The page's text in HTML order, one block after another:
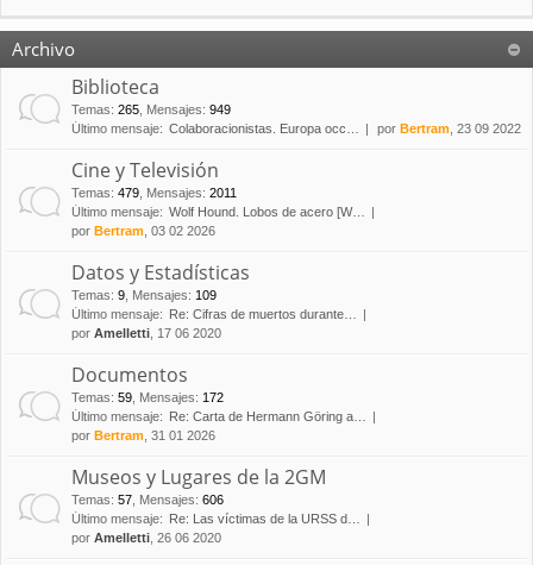
Archivo
Biblioteca
Temas: 265 Mensajes: 949
Último mensaje: Colaboracionistas. Europa occ… por Bertram , 23 09 2022
Cine y Televisión
Temas: 479 Mensajes: 2011
Último mensaje: Wolf Hound. Lobos de acero [W…
por Bertram , 03 02 2026
Datos y Estadísticas
Temas: 9 Mensajes: 109
Último mensaje:
Re: Cifras de muertos durante…
por Amelletti , 17 06 2020
Documentos
Temas: 59 Mensajes: 172
Último mensaje:
Re: Carta de Hermann Göring a…
por Bertram , 31 01 2026
Museos y Lugares de la 2GM
Temas: 57 Mensajes: 606
Último mensaje:
Re: Las víctimas de la URSS d…
por Amelletti , 26 06 2020